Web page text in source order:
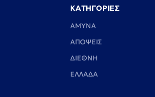
ΚΑΤΗΓΟΡΙΕΣ
ΑΜΥΝΑ
ΑΠΟΨΕΙΣ
ΔΙΕΘΝΗ
ΕΛΛΑΔΑ